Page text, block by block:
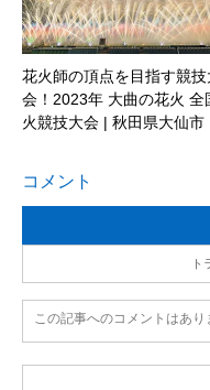
花火師の頂点を目指す競技
会！2023年 大曲の花火 全
火競技大会 | 秋田県大仙市
コメント
この記事へのコメントはあり